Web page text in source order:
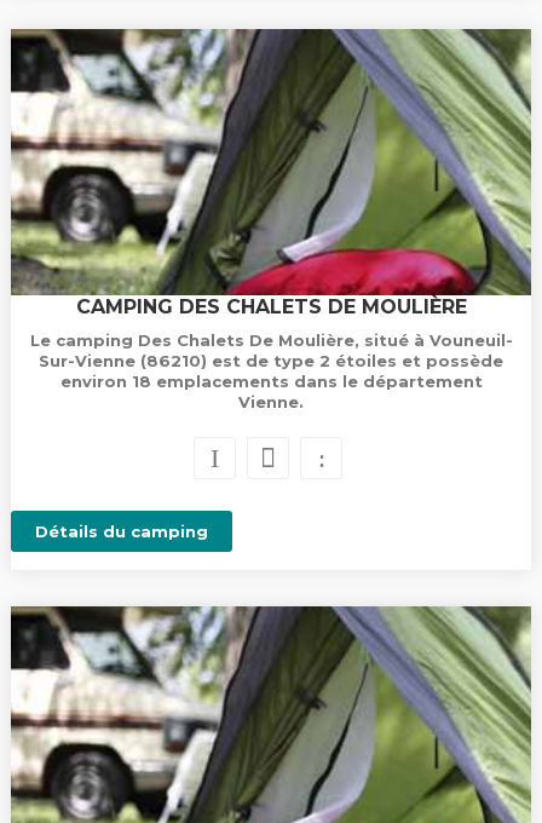
CAMPING DES CHALETS DE MOULIÈRE
Le camping Des Chalets De Moulière, situé à Vouneuil-
Sur-Vienne (86210) est de type 2 étoiles et possède
environ 18 emplacements dans le département
Vienne.
Détails du camping